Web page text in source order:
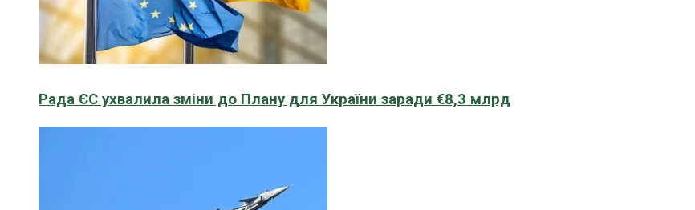
Рада ЄС ухвалила зміни до Плану для України заради €8,3 млрд